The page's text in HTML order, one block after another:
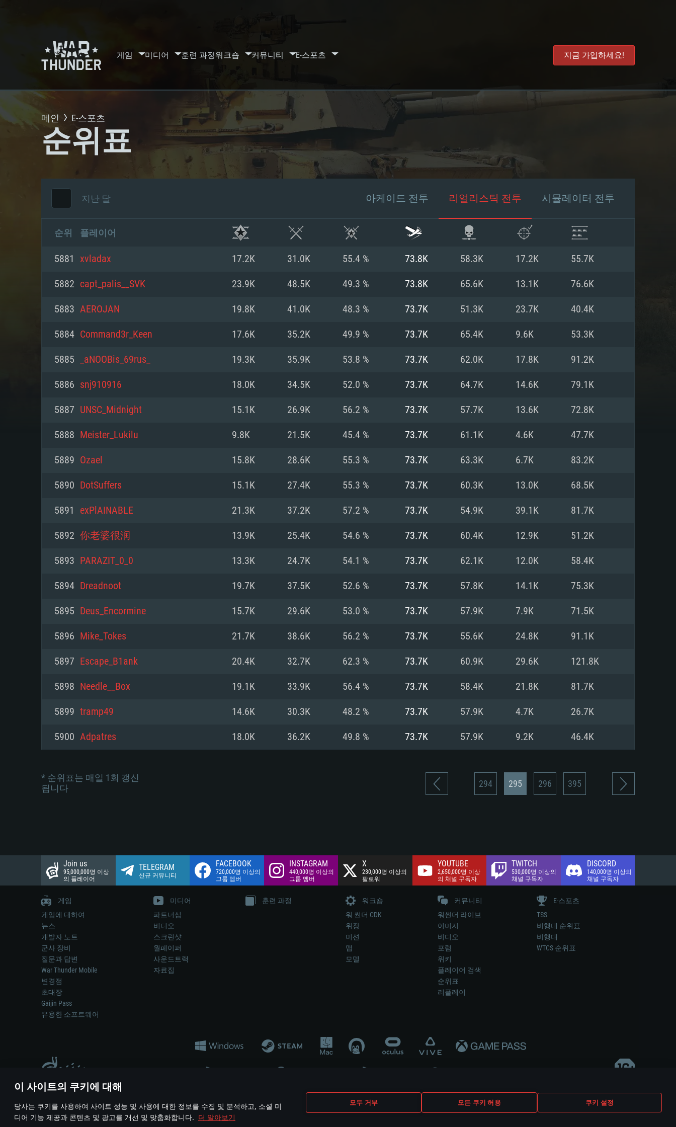
이 사이트의 쿠키에 대해
당사는 쿠키를 사용하여 사이트 성능 및 사용에 대한 정보를 수집 및 분석하고, 소셜 미
디어 기능 제공과 콘텐츠 및 광고를 개선 및 맞춤화합니다. 더 알아보기
모두 거부 모든 쿠키 허용 쿠키 설정
게임 미디어 훈련 과정워크숍 커뮤니티 E-스포츠 지금 가입하세요!
시스템 요구사항
MAC
최소사양
운영체제: Windows 10 (64 bit)
프로세서: 2.2 GHz 듀얼코어 이상
메모리: 4GB
그래픽 카드: DirectX 11 이상을 지원하는 AMD
해상도: 720p
네트워크: 브로드밴드 인터넷
여유 저장 공간: 22.1 GB (최소 클라이언트)
권장 사양
운영체제: Windows 10/11 (64 bit)
프로세서: Intel Core i5 또는 Ryzen 5 3600 이상
메모리: 16 GB 이상
그래픽 카드: DirectX 11 이상을 지원하는 Nvidia
최소사양
운영체제: Mac OS Big Sur 11.0
프로세서: 최소 2.2 GHz의 Core i5 (Intel Xeon 은 지
(Mac), 혹은 이와 비슷한 성능을 가지는 Mac 버전
의 AMD/Nvidia. 최소 해상도: 720p
네트워크: 브로드밴드 인터넷
여유 저장 공간: 22.1 GB (최소 클라이언트)
권장 사양
운영체제: Mac OS Big Sur 11.0
프로세서: Core i7 (Intel Xeon 은 지원하지 않습니
상
네트워크: 브로드밴드 인터넷
여유 저장 공간: 62.2 GB (전체 클라이언트)
최소사양
운영체제: 64bit Linux 중 최신 버전
프로세서: 2.4 GHz 듀얼코어
메모리: 4 GB
그래픽 카드: Vulkan 을 지원하고, 최신 그래픽 드라
와 동급의 성능을 가지며 최신 그래픽 드라이버를
지원하는 AMD (6개월 미만; 최소사양 지원 해상도
권장 사양
운영체제: Ubuntu 20.04 64bit
프로세서: Intel Core i7
메모리: 16 GB
그래픽 카드: Vulkan 을 지원하고, 최신 그래픽 드라
와 동급의 성능을 가지며 최신 그래픽 드라이버를
지원하는 AMD RX 570 (6개월 미만; 최소사양 지원
메인 E-스포츠
순위표
지난 달 아케이드 전투 리얼리스틱 전투 시뮬레이터 전투
순위 플레이어
5881 xvladax 17.2K 31.0K 55.4 % 73.8K 58.3K 17.2K 55.7K
5882 capt_palis__SVK 23.9K 48.5K 49.3 % 73.8K 65.6K 13.1K 76.6K
5883 AEROJAN 19.8K 41.0K 48.3 % 73.7K 51.3K 23.7K 40.4K
5884 Command3r_Keen 17.6K 35.2K 49.9 % 73.7K 65.4K 9.6K 53.3K
5885 _aNOOBis_69rus_ 19.3K 35.9K 53.8 % 73.7K 62.0K 17.8K 91.2K
5886 snj910916 18.0K 34.5K 52.0 % 73.7K 64.7K 14.6K 79.1K
5887 UNSC_Midnight 15.1K 26.9K 56.2 % 73.7K 57.7K 13.6K 72.8K
5888 Meister_Lukilu 9.8K 21.5K 45.4 % 73.7K 61.1K 4.6K 47.7K
5889 Ozael 15.8K 28.6K 55.3 % 73.7K 63.3K 6.7K 83.2K
5890 DotSuffers 15.1K 27.4K 55.3 % 73.7K 60.3K 13.0K 68.5K
5891 exPlAINABLE 21.3K 37.2K 57.2 % 73.7K 54.9K 39.1K 81.7K
5892 你老婆很润 13.9K 25.4K 54.6 % 73.7K 60.4K 12.9K 51.2K
5893 PARAZIT_0_0 13.3K 24.7K 54.1 % 73.7K 62.1K 12.0K 58.4K
5894 Dreadnoot 19.7K 37.5K 52.6 % 73.7K 57.8K 14.1K 75.3K
5895 Deus_Encormine 15.7K 29.6K 53.0 % 73.7K 57.9K 7.9K 71.5K
5896 Mike_Tokes 21.7K 38.6K 56.2 % 73.7K 55.6K 24.8K 91.1K
5897 Escape_B1ank 20.4K 32.7K 62.3 % 73.7K 60.9K 29.6K 121.8K
5898 Needle__Box 19.1K 33.9K 56.4 % 73.7K 58.4K 21.8K 81.7K
5899 tramp49 14.6K 30.3K 48.2 % 73.7K 57.9K 4.7K 26.7K
5900 Adpatres 18.0K 36.2K 49.8 % 73.7K 57.9K 9.2K 46.4K
* 순위표는 매일 1회 갱신
됩니다
294 295 296 395
Join us
95,000,000명 이상
의 플레이어
TELEGRAM
신규 커뮤니티
FACEBOOK
720,000명 이상의
그룹 멤버
INSTAGRAM
440,000명 이상의
그룹 멤버
X
230,000명 이상의
팔로워
YOUTUBE
2,650,000명 이상
의 채널 구독자
TWITCH
530,000명 이상의
채널 구독자
DISCORD
140,000명 이상의
채널 구독자
게임
게임에 대하여
뉴스
개발자 노트
군사 장비
질문과 답변
War Thunder Mobile
변경점
초대장
Gaijin Pass
유용한 소프트웨어
미디어
파트너십
비디오
스크린샷
월페이퍼
사운드트랙
자료집
훈련 과정
워크숍
워 썬더 CDK
위장
미션
맵
모델
커뮤니티
워썬더 라이브
이미지
비디오
포럼
위키
플레이어 검색
순위표
리플레이
E-스포츠
TSS
비행대 순위표
비행대
WTCS 순위표
게임 에서 어떠한 현실의 무기나 차량을 묘사하는 것은 무기 개발 업체나 장비 제조 업체가 게임 개발 후원 또는 홍보에 참여하지 않습니다..
© 2011—2026 Gaijin Games Kft. All trademarks, logos and brand names are the property of their respective owners.
이용 약관 이용 약관